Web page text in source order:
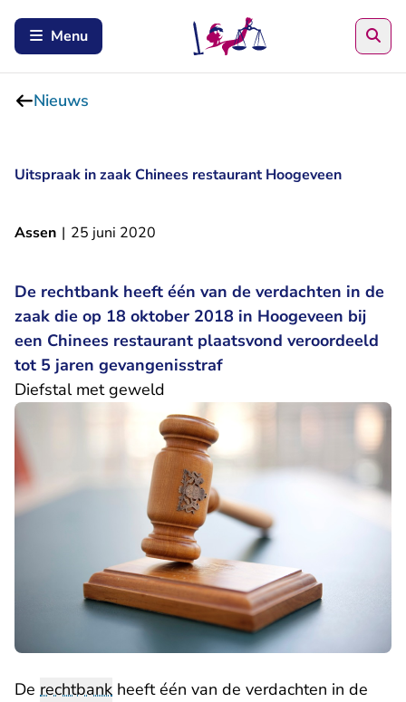
Menu
Nieuws
Uitspraak in zaak Chinees restaurant Hoogeveen
Assen | 25 juni 2020
De rechtbank heeft één van de verdachten in de
zaak die op 18 oktober 2018 in Hoogeveen bij
een Chinees restaurant plaatsvond veroordeeld
tot 5 jaren gevangenisstraf
Diefstal met geweld
De rechtbank heeft één van de verdachten in de